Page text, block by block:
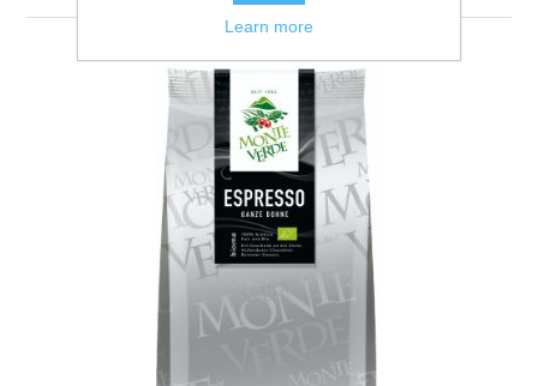
Learn more